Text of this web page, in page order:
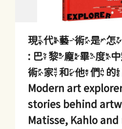
現代藝術是
: 巴黎龐畢度
術家和他們的
Modern art
stories behind
Matisse, Kahlo and